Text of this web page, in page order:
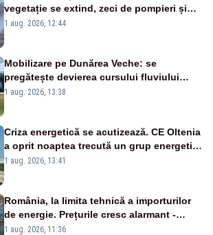
vegetație se extind, zeci de pompieri și
silvicultori se luptă cu flăcările - VIDEO
1 aug. 2026, 12:44
Mobilizare pe Dunărea Veche: se
pregătește devierea cursului fluviului
către Cernavodă – VIDEO
1 aug. 2026, 13:38
Criza energetică se acutizează. CE Oltenia
a oprit noaptea trecută un grup energetic
de la Rovinari
1 aug. 2026, 13:41
România, la limita tehnică a importurilor
de energie. Prețurile cresc alarmant -
Analiză Realitatea Plus
1 aug. 2026, 11:36